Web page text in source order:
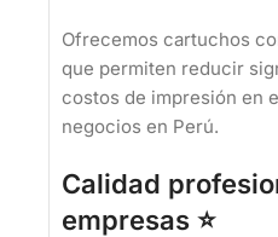
Ofrecemos cartuchos
que permiten reducir
costos de impresión en
negocios en Perú.
Calidad
empresas ⭐